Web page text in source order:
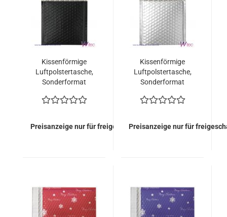
Kissenförmige
Luftpolstertasche,
Sonderformat
Schwarz metallisch
99,00 Euro)
Preisanzeige nur für freigeschaltete Kunden
Kissenförmige
Luftpolstertasche,
Sonderformat
metallisch Matt (100
Preisanzeige nur für